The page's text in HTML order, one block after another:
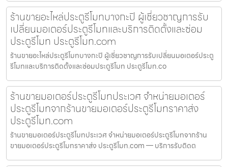
ร้านขายอะไหล่ประตูรีโมทบางกะปิ ผู้เชี่ยวชาญการรับ
เปลี่ยนมอเตอร์ประตูรีโมทและบริการติดตั้งและซ่อม
ประตูรีโมท ประตูรีโมท.com
ร้านขายอะไหล่ประตูรีโมทบางกะปิ ผู้เชี่ยวชาญการรับเปลี่ยนมอเตอร์ประตู
รีโมทและบริการติดตั้งและซ่อมประตูรีโมท ประตูรีโมท.co
ร้านขายมอเตอร์ประตูรีโมทประเวศ จำหน่ายมอเตอร์
ประตูรีโมทจากร้านขายมอเตอร์ประตูรีโมทราคาส่ง
ประตูรีโมท.com
ร้านขายมอเตอร์ประตูรีโมทประเวศ จำหน่ายมอเตอร์ประตูรีโมทจากร้าน
ขายมอเตอร์ประตูรีโมทราคาส่ง ประตูรีโมท.com — บริการรับติดต